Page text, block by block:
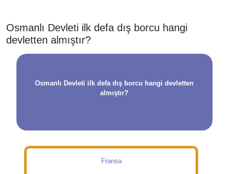
Osmanlı Devleti ilk defa dış borcu hangi
devletten almıştır?
Osmanlı Devleti ilk defa dış borcu hangi devletten
almıştır?
Fransa